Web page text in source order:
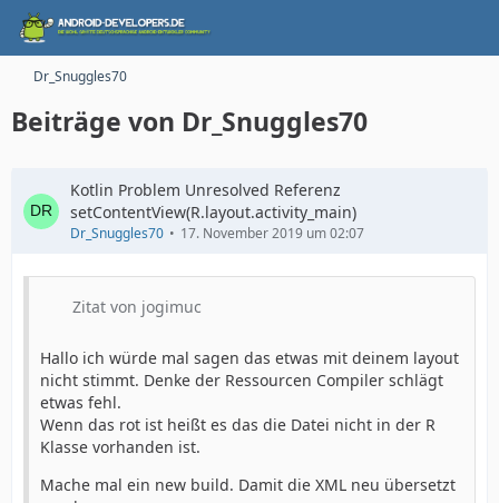
Dr_Snuggles70
Beiträge von Dr_Snuggles70
Kotlin Problem Unresolved Referenz
setContentView(R.layout.activity_main)
Dr_Snuggles70 17. November 2019 um 02:07
Zitat von jogimuc
Hallo ich würde mal sagen das etwas mit deinem layout
nicht stimmt. Denke der Ressourcen Compiler schlägt
etwas fehl.
Wenn das rot ist heißt es das die Datei nicht in der R
Klasse vorhanden ist.
Mache mal ein new build. Damit die XML neu übersetzt